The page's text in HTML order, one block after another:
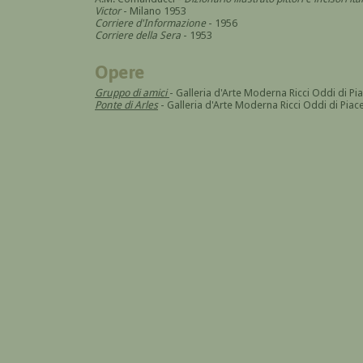
Victor- Milano 1953
Corriere d'Informazione - 1956
Corriere della Sera - 1953
Opere
Gruppo di amici - Galleria d'Arte Moderna Ricci Oddi di
Ponte di Arles- Galleria d'Arte Moderna Ricci Oddi di